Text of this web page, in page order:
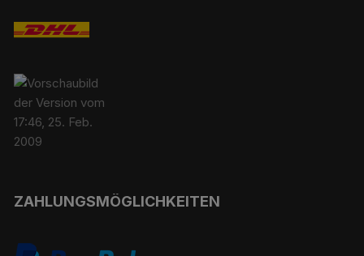
ZAHLUNGSMÖGLICHKEITEN